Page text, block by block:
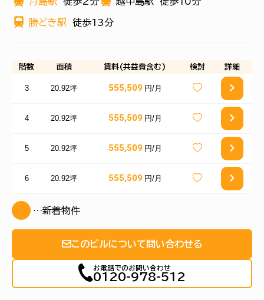
勝どき駅 徒歩13分
階数 面積 賃料(共益費含む) 検討 詳細
3 20.92坪 555,509 円/月
4 20.92坪 555,509 円/月
5 20.92坪 555,509 円/月
6 20.92坪 555,509 円/月
…新着物件
このビルについて問い合わせる
お電話でのお問い合わせ
0120-978-512